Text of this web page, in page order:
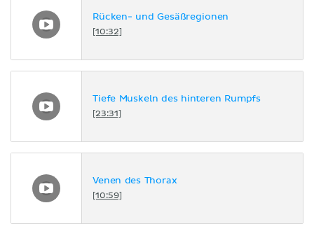
Rücken- und Gesäßregionen
[10:32]
Tiefe Muskeln des hinteren Rumpfs
[23:31]
Venen des Thorax
[10:59]